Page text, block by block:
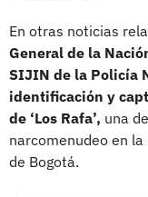
En otras noticias
General de la
SIJIN de la Policía
identificación y
de ‘Los Rafa’, una
narcomenudeo en
de Bogotá.